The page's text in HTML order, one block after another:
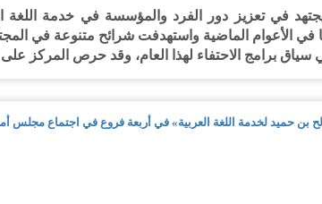
في تعزيز دور الفرد والمؤسسة في خدمة اللغة
في الأعوام الماضية واستهدفت شرائح متنوعة في
سياق برامج الاحتفاء لهذا العام، وقد حرص المركز
بن حميد لخدمة اللغة العربية» في أربعة فروع في اجتماع مجلس